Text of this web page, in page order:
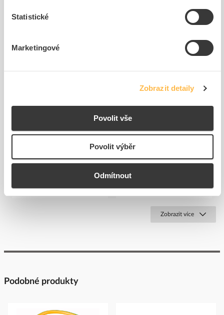
Statistické
Marketingové
Zobrazit detaily
Povolit vše
Povolit výběr
Odmítnout
EATON Deska BPZ-FP-
Kód ELFETEX 10.096.862
EATON Příchytka BEL01
upevňovací vodivá
Kód ELFETEX 10.052.602
173,38 Kč/Pár
Zobrazit více
Podobné produkty